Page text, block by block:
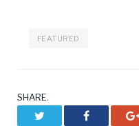
FEATURED
SHARE.
Facebook